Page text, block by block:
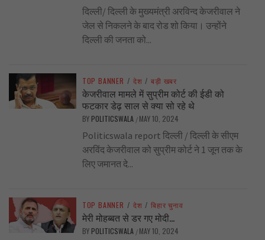
दिल्ली/ दिल्ली के मुख्यमंत्री अरविन्द केजरीवाल ने
जेल से निकलने के बाद रोड शो किया। उन्होंने
दिल्ली की जनता को...
TOP BANNER / देश / बड़ी खबर
केजरीवाल मामले में सुप्रीम कोर्ट की ईडी को
फटकार डेढ़ साल से क्या सो रहे थे
BY POLITICSWALA / MAY 10, 2024
Politicswala report दिल्ली / दिल्ली के सीएम
अरविंद केजरीवाल को सुप्रीम कोर्ट ने 1 जून तक के
लिए जमानत दे...
TOP BANNER / देश / बिहार चुनाव
मेरी मोहब्बत से डर गए मोदी…
BY POLITICSWALA / MAY 10, 2024